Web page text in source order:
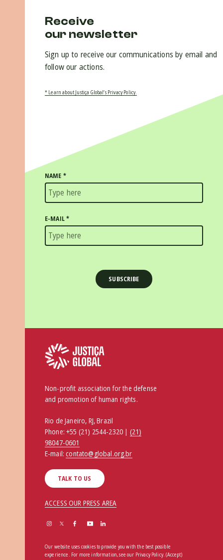
Receive
our newsletter
Sign up to receive our communications by email and
follow our actions.
* Learn about Justiça Global’s Privacy Policy.
NAME *
E-MAIL*
Non-profit association for the defense
and promotion of human rights.
Rio de Janeiro, RJ, Brazil
Phone:+55 (21) 2544-2320 | (21)
98047-0601
E-mail:contato@global.org.br
TALK TO US
ACCESS OUR PRESS AREA
Our website uses cookies to provide you with the best possible
experience. For more information, see our Privacy Policy.(Accept)